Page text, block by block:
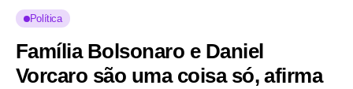
Política
Família Bolsonaro e Daniel
Vorcaro são uma coisa só, afirma